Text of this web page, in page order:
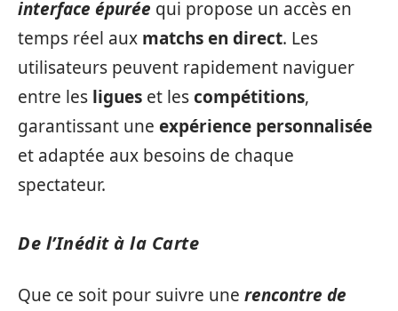
interface épurée qui propose un accès en
temps réel aux matchs en direct. Les
utilisateurs peuvent rapidement naviguer
entre les ligues et lescompétitions,
garantissant une expérience personnalisée
et adaptée aux besoins de chaque
spectateur.
De l’Inédit à la Carte
Que ce soit pour suivre une rencontre de